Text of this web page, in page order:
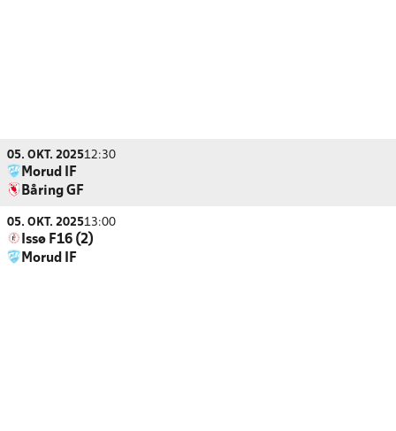
05. OKT. 202512:30
Morud IF
Båring GF
05. OKT. 202513:00
Issø F16 (2)
Morud IF